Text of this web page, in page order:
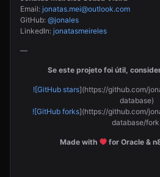
Email: jonatas.mei@outlook.com
GitHub: @jonales
LinkedIn: jonatasmeireles
—
Se este projeto foi útil,
![GitHub stars](https://github.com/
database)
![GitHub forks](https://github.com/
database/
Made with for Oracle &